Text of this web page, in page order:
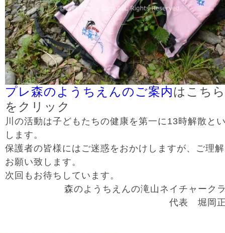
プレ森のようちえんのご案内はこちら
をクリック
川の活動は子どもたちの健康を第一に13時解散と
します。
保護者の皆様にはご迷惑をおかけしますが、ご理
お願い致します。
次回もお待ちしています。
森のようちえんの滝山ネイチャーク
代表 堀岡